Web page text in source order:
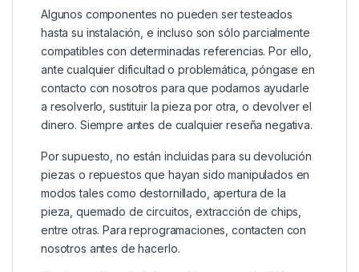
Algunos componentes no pueden ser testeados
hasta su instalación, e incluso son sólo parcialmente
compatibles con determinadas referencias. Por ello,
ante cualquier dificultad o problemática, póngase en
contacto con nosotros para que podamos ayudarle
a resolverlo, sustituir la pieza por otra, o devolver el
dinero. Siempre antes de cualquier reseña negativa.
Por supuesto, no están incluidas para su devolución
piezas o repuestos que hayan sido manipulados en
modos tales como destornillado, apertura de la
pieza, quemado de circuitos, extracción de chips,
entre otras. Para reprogramaciones, contacten con
nosotros antes de hacerlo.